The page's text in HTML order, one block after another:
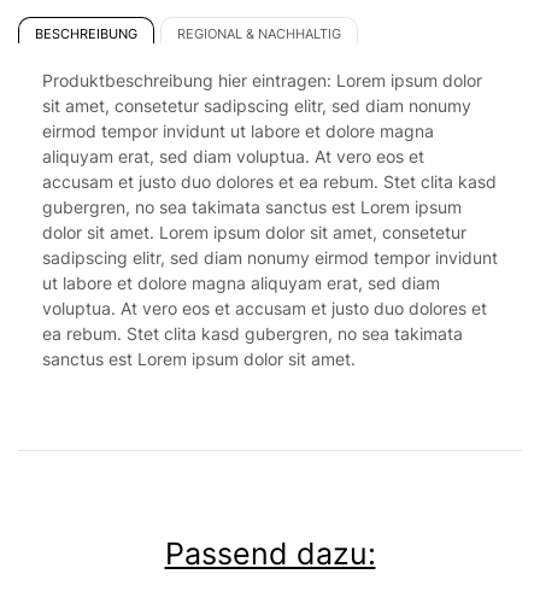
BESCHREIBUNG REGIONAL & NACHHALTIG
Produktbeschreibung hier eintragen: Lorem ipsum dolor
sit amet, consetetur sadipscing elitr, sed diam nonumy
eirmod tempor invidunt ut labore et dolore magna
aliquyam erat, sed diam voluptua. At vero eos et
accusam et justo duo dolores et ea rebum. Stet clita kasd
gubergren, no sea takimata sanctus est Lorem ipsum
dolor sit amet. Lorem ipsum dolor sit amet, consetetur
sadipscing elitr, sed diam nonumy eirmod tempor invidunt
ut labore et dolore magna aliquyam erat, sed diam
voluptua. At vero eos et accusam et justo duo dolores et
ea rebum. Stet clita kasd gubergren, no sea takimata
sanctus est Lorem ipsum dolor sit amet.
Passend dazu: